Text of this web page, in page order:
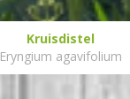
Kruisdistel
Eryngium agavifolium